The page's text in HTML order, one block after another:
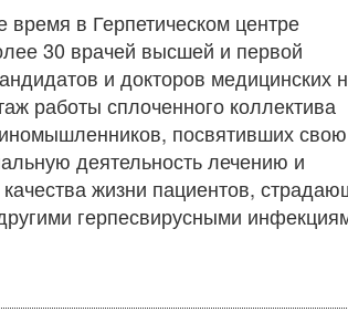
время в Герпетическом центре
30 врачей высшей и первой
и докторов медицинских
работы сплоченного коллектива
посвятивших свою
деятельность лечению и
жизни пациентов,
герпесвирусными